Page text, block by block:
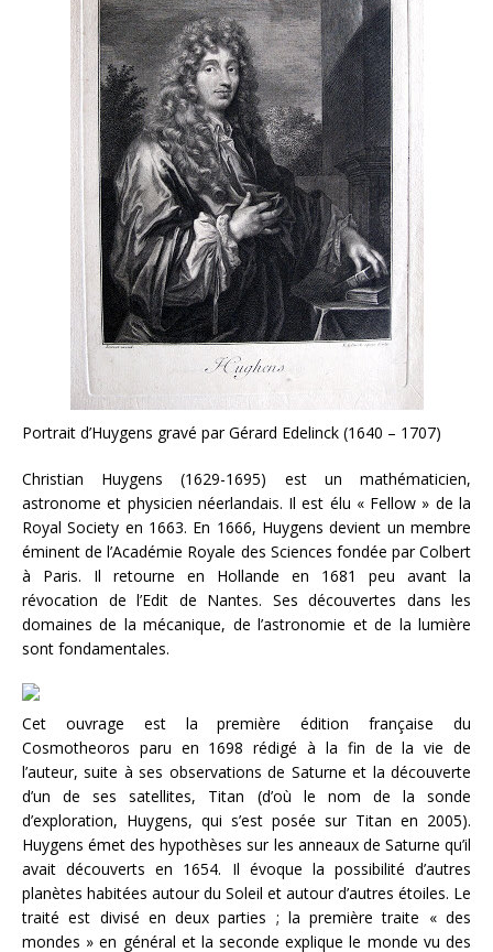
Portrait d’Huygens gravé par Gérard Edelinck (1640 – 1707)
Christian Huygens (1629-1695) est un mathématicien,
astronome et physicien néerlandais. Il est élu « Fellow » de la
Royal Society en 1663. En 1666, Huygens devient un membre
éminent de l’Académie Royale des Sciences fondée par Colbert
à Paris. Il retourne en Hollande en 1681 peu avant la
révocation de l’Edit de Nantes. Ses découvertes dans les
domaines de la mécanique, de l’astronomie et de la lumière
sont fondamentales.
Cet ouvrage est la première édition française du
Cosmotheoros paru en 1698 rédigé à la fin de la vie de
l’auteur, suite à ses observations de Saturne et la découverte
d’un de ses satellites, Titan (d’où le nom de la sonde
d’exploration, Huygens, qui s’est posée sur Titan en 2005).
Huygens émet des hypothèses sur les anneaux de Saturne qu’il
avait découverts en 1654. Il évoque la possibilité d’autres
planètes habitées autour du Soleil et autour d’autres étoiles. Le
traité est divisé en deux parties ; la première traite « des
mondes » en général et la seconde explique le monde vu des